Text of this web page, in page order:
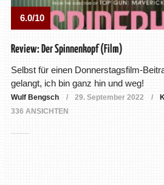
6.0/10
Review: Der Spinnenkopf (Film)
Selbst für einen Donnerstagsfilm-
gelangt, ich bin ganz hin und weg!
Wulf Bengsch 29. September 2022
336 ANSICHTEN